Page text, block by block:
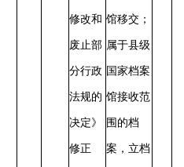
修改和
废止部
分行政
法规的
决定》
修正
馆移交；
属于县级
国家档案
馆接收范
围的档
案，立档